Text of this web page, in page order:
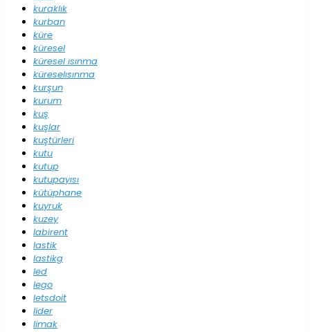
kuraklık
kurban
küre
küresel
küresel ısınma
küreselısınma
kurşun
kurum
kuş
kuşlar
kuştürleri
kutu
kutup
kutupayısı
kütüphane
kuyruk
kuzey
labirent
lastik
lastikg
led
lego
letsdoit
lider
limak